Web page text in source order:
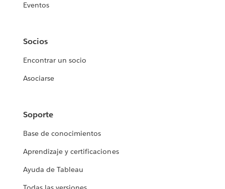
Eventos
Socios
Encontrar un socio
Asociarse
Soporte
Base de conocimientos
Aprendizaje y certificaciones
Ayuda de Tableau